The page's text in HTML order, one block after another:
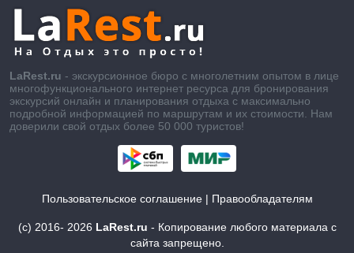
LaRest.ru - экскурсионное бюро с многолетним опытом в лице
многофункционального интернет ресурса для бронирования
экскурсий онлайн и планирования отдыха с максимально
подробной информацией по маршрутам и их стоимости. Нам
доверили свой отдых более 50 000 туристов!
(c) 2016- 2026 LaRest.ru - Копирование любого материала с
сайта запрещено.
Пользовательское соглашение| Правообладателям